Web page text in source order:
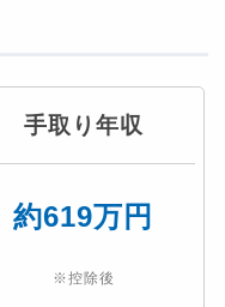
手取り年収
約619万円
※控除後